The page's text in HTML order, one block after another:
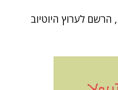
לערוץ היוטיוב